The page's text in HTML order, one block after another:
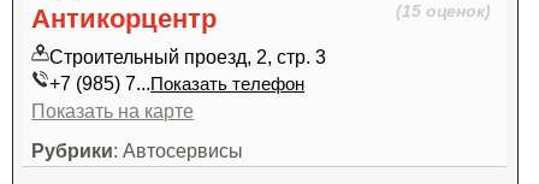
(15 оценок)
Антикорцентр
Строительный проезд, 2, стр. 3
+7 (985) 7...Показать телефон
Показать на карте
Рубрики: Автосервисы